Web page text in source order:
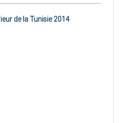
de la Tunisie 2014